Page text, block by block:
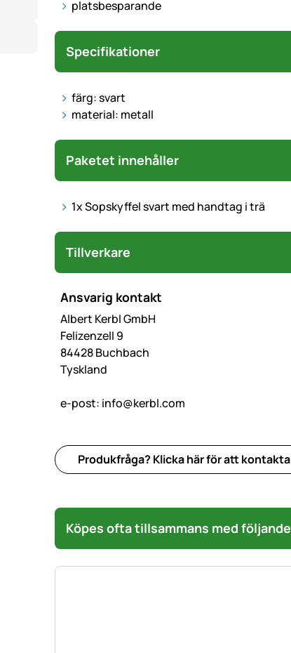
platsbesparande
Specifikationer
färg: svart
material: metall
Paketet innehåller
1x Sopskyffel svart med handtag i trä
Tillverkare
Ansvarig kontakt
Albert Kerbl GmbH
Felizenzell 9
84428 Buchbach
Tyskland
e-post: info@kerbl.com
Produkfråga? Klicka här för att
Köpes ofta tillsammans med